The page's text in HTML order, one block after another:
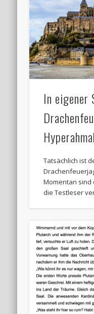
In eigener
Tatsächlich ist
Momentan sind
die Testleser